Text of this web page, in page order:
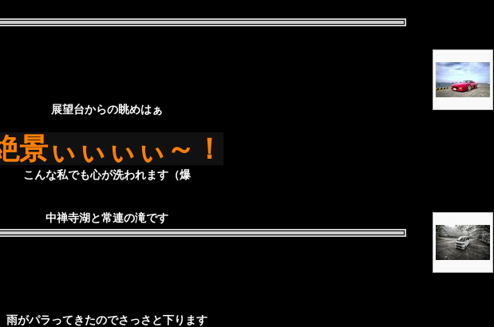
展望台からの眺めはぁ
景ぃぃぃぃ～！
こんな私でも心が洗われます（爆
中禅寺湖と常連の滝です
雨がパラってきたのでさっさと下ります